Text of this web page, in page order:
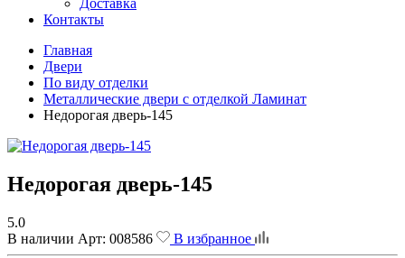
Доставка
Контакты
Главная
Двери
По виду отделки
Металлические двери с отделкой Ламинат
Недорогая дверь-145
Недорогая дверь-145
5.0
В наличии Арт: 008586 В избранное